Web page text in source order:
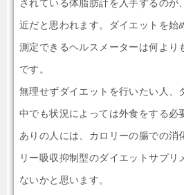
されている体脂肪計を入手するのが
近だと思われます。ダイエットを始
測定できるヘルスメーターは何より
です。
無理せずダイエットを行いたい人、
中でも状況によっては外食をする必
ありの人には、カロリーの腸での消
リー吸収抑制型のダイエットサプリ
ないかと思います。